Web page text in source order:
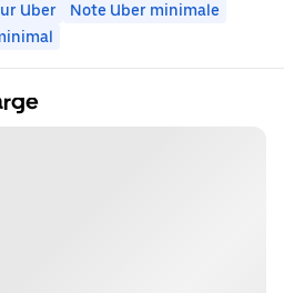
Uber
Note Uber minimale